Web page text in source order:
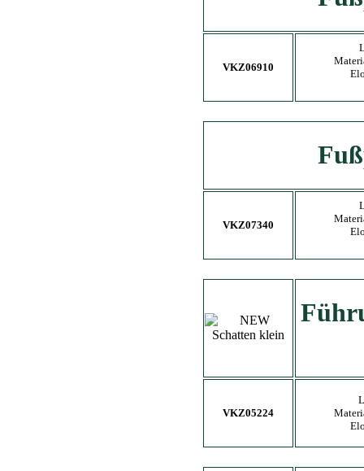
VKZ06910
VKZ07340
VKZ05224